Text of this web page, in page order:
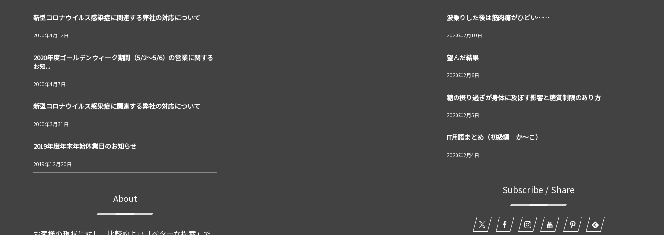
新型コロナウイルス感染症に関連する弊社の対応について
2020年4月12日
2020年度ゴールデンウィーク期間（5/2～5/6）の営業に関する
お知...
2020年4月7日
新型コロナウイルス感染症に関連する弊社の対応について
2020年3月31日
2019年度年末年始休業日のお知らせ
2019年12月20日
About
波乗りした後は筋肉痛がひどい……
2020年2月10日
望んだ結果
2020年2月6日
糖の摂り過ぎが身体に及ぼす影響と糖質制限のあり方
2020年2月5日
IT用語まとめ（初級編 か～こ）
2020年2月4日
Subscribe / Share